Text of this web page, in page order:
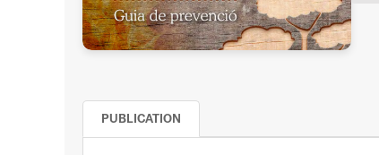
PUBLICATION